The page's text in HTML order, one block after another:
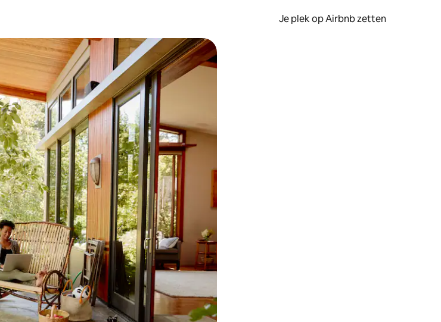
Je plek op Airbnb zetten
omhoog en omlaag, óf door te tikken of swipen.